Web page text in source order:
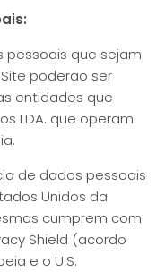
pessoais que sejam
poderão ser
entidades que
LDA. que operam
de dados pessoais
Unidos da
cumprem com
Shield (acordo
e o U.S.